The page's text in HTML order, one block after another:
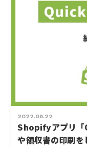
2022.08.22
Shopifyアプリ
や領収書の印刷を